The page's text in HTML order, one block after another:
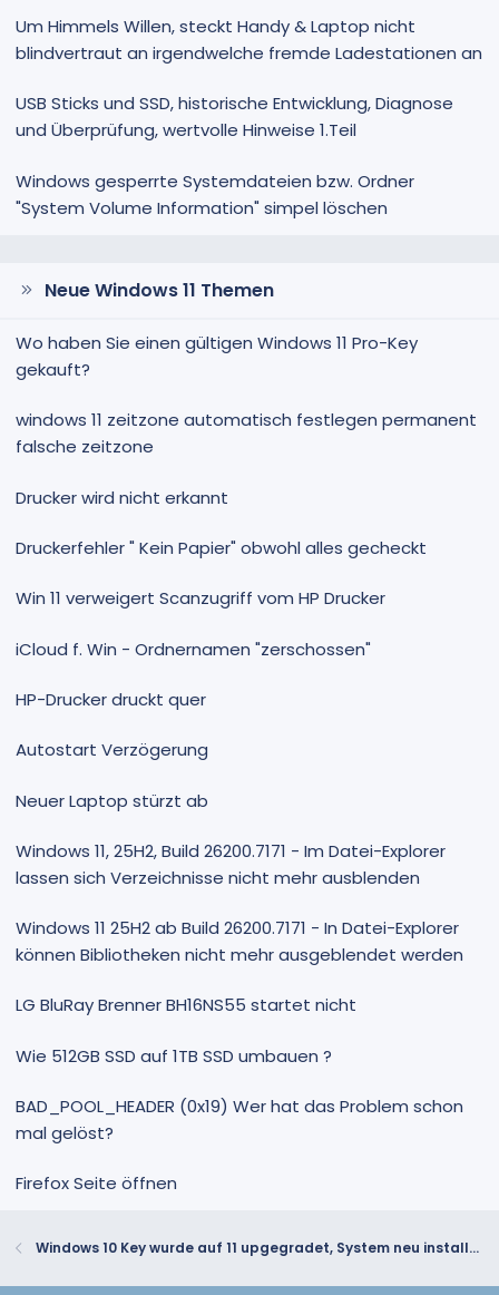
Um Himmels Willen, steckt Handy & Laptop nicht
blindvertraut an irgendwelche fremde Ladestationen an
USB Sticks und SSD, historische Entwicklung, Diagnose
und Überprüfung, wertvolle Hinweise 1.Teil
Windows gesperrte Systemdateien bzw. Ordner
"System Volume Information" simpel löschen
Neue Windows 11 Themen
Wo haben Sie einen gültigen Windows 11 Pro-Key
gekauft?
windows 11 zeitzone automatisch festlegen permanent
falsche zeitzone
Drucker wird nicht erkannt
Druckerfehler " Kein Papier" obwohl alles gecheckt
Win 11 verweigert Scanzugriff vom HP Drucker
iCloud f. Win - Ordnernamen "zerschossen"
HP-Drucker druckt quer
Autostart Verzögerung
Neuer Laptop stürzt ab
Windows 11, 25H2, Build 26200.7171 - Im Datei-Explorer
lassen sich Verzeichnisse nicht mehr ausblenden
Windows 11 25H2 ab Build 26200.7171 - In Datei-Explorer
können Bibliotheken nicht mehr ausgeblendet werden
LG BluRay Brenner BH16NS55 startet nicht
Wie 512GB SSD auf 1TB SSD umbauen ?
BAD_POOL_HEADER (0x19) Wer hat das Problem schon
mal gelöst?
Firefox Seite öffnen
Windows 10 Key wurde auf 11 upgegradet, System neu installation mit altem Key möglich?